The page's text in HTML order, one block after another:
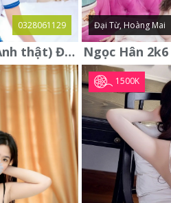
0328061129
Khánh Huyền 2006 (Ảnh thật) Đại từ - Hoàng Mai
Đại Từ, Hoàng Mai
1500K